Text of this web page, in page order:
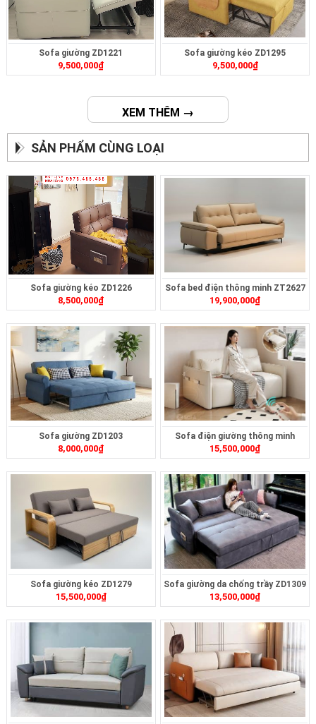
Sofa giường ZD1221
9,500,000₫
Sofa giường kéo ZD1295
9,500,000₫
XEM THÊM →
SẢN PHẨM CÙNG LOẠI
Sofa giường kéo ZD1226
8,500,000₫
Sofa bed điện thông minh ZT2627
19,900,000₫
Sofa giường ZD1203
8,000,000₫
Sofa điện giường thông minh
ZD399
15,500,000₫
Sofa giường kéo ZD1279
15,500,000₫
Sofa giường da chống trầy ZD1309
13,500,000₫